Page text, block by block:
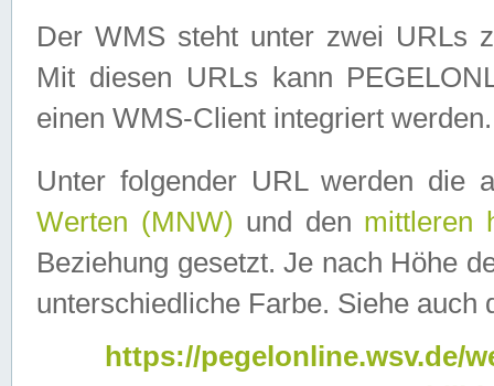
Der WMS steht unter zwei URLs
Mit diesen URLs kann
einen WMS-Client integriert werden.
Unter folgender URL werden die
Werten (MNW) und den mittleren
Beziehung gesetzt. Je nach Höhe
unterschiedliche Farbe. Siehe auch
https://pegelonline.wsv.de/